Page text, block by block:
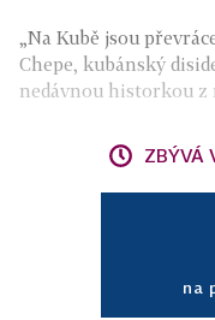
„Na Kubě jsou
Chepe, kubánský
nedávnou historkou z
ZBÝVÁ
na